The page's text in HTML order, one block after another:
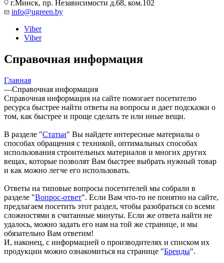
г.Минск, пр. Независимости д.68, ком.102
info@ugreen.by
Viber
Viber
Справочная информация
Главная
—Справочная информация
Справочная информация на сайте помогает посетителю
ресурса быстрее найти ответы на вопросы и дает подсказки о
том, как быстрее и проще сделать те или иные вещи.
В разделе "Статьи" Вы найдете интересные материалы о
способах обращения с техникой, оптимальных способах
использования строительных материалов и многих других
вещах, которые позволят Вам быстрее выбрать нужный товар
и как можно легче его использовать.
Ответы на типовые вопросы посетителей мы собрали в
разделе "Вопрос-ответ". Если Вам что-то не понятно на сайте,
предлагаем посетить этот раздел, чтобы разобраться со всеми
сложностями в считанные минуты. Если же ответа найти не
удалось, можно задать его нам на той же странице, и мы
обязательно Вам ответим!
И, наконец, с информацией о производителях и списком их
продукции можно ознакомиться на странице "Бренды".